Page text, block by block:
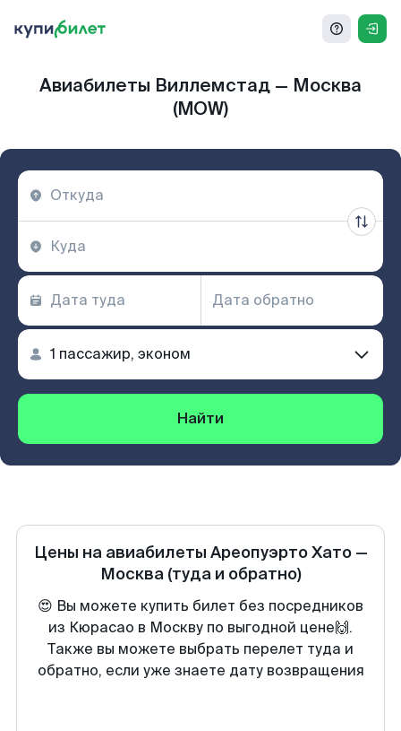
Авиабилеты Виллемстад — Москва
(MOW)
Найти
Цены на авиабилеты Ареопуэрто Хато—
Москва (туда и обратно)
😍 Вы можете купить билет без посредников
из Кюрасао в Москву по выгодной цене🙌.
Также вы можете выбрать перелет туда и
обратно, если уже знаете дату возвращения